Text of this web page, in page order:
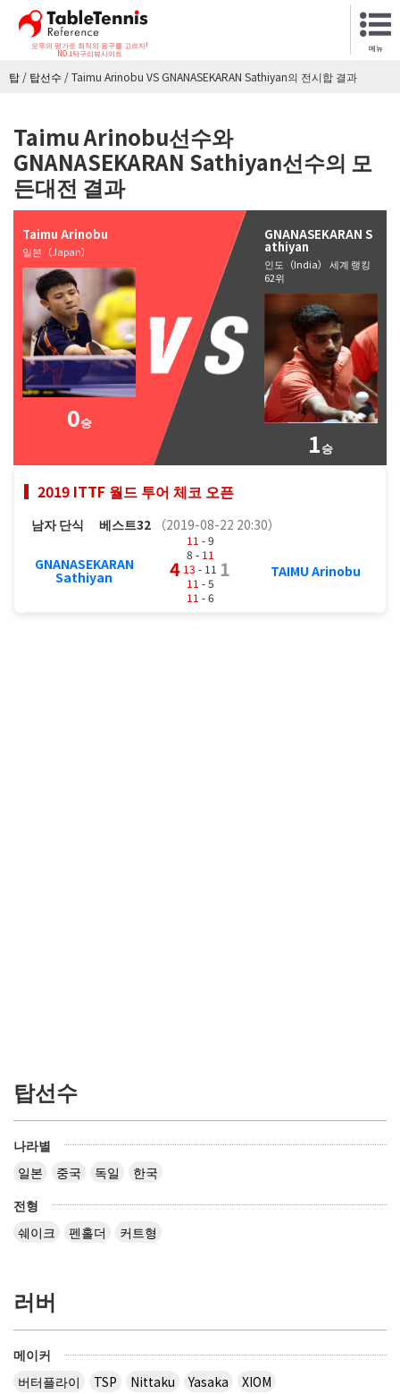
모두의 평가로 최적의 용구를 고르자!
NO.1탁구리뷰사이트
메뉴
탑 / 탑선수 /Taimu Arinobu VS GNANASEKARAN Sathiyan의 전시합 결과
Taimu Arinobu선수와
GNANASEKARAN Sathiyan선수의 모
든대전 결과
Taimu Arinobu
일본（Japan）
0승
GNANASEKARAN S
athiyan
인도（India） 세계 랭킹
62위
1승
2019 ITTF 월드 투어 체코 오픈
남자 단식 베스트32 （2019-08-22 20:30）
GNANASEKARAN
Sathiyan 4
11 - 9
8 - 11
13 - 11
11 - 5
11 - 6
1 TAIMU Arinobu
탑선수
나라별
일본
중국 독일
한국
전형
쉐이크
펜홀더 커트형
러버
메이커
버터플라이
TSP Nittaku Yasaka
XIOM